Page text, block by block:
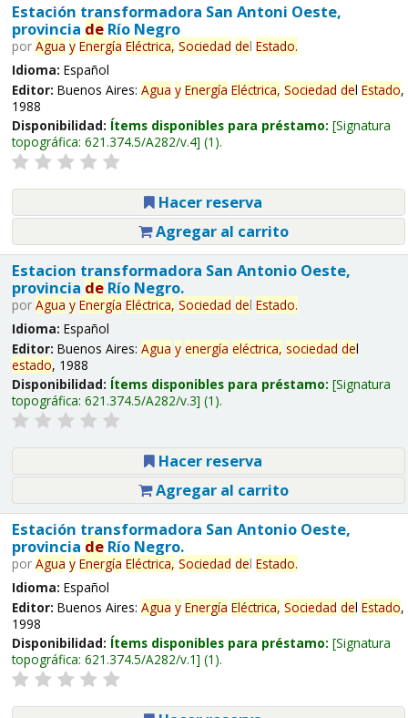
Estación transformadora San Antoni Oeste,
provincia deRío Negro
por Agua y Energía Eléctrica, Sociedad del Estado.
Idioma: Español
Editor: Buenos Aires: Agua y Energía Eléctrica, Sociedad del Estado,
1988
Disponibilidad: Ítems disponibles para préstamo: Signatura
topográfica: 621.374.5/A282/v.4 (1).
Hacer reserva
Agregar al carrito
Estacion transformadora San Antonio Oeste,
provincia deRío Negro.
por Agua y Energía Eléctrica, Sociedad del Estado.
Idioma: Español
Editor: Buenos Aires: Agua y energía eléctrica, sociedad del
estado, 1988
Disponibilidad: Ítems disponibles para préstamo: Signatura
topográfica: 621.374.5/A282/v.3 (1).
Hacer reserva
Agregar al carrito
Estación transformadora San Antonio Oeste,
provincia deRío Negro.
por Agua y Energía Eléctrica, Sociedad del Estado.
Idioma: Español
Editor: Buenos Aires: Agua y Energía Eléctrica, Sociedad del Estado,
1998
Disponibilidad: Ítems disponibles para préstamo: Signatura
topográfica: 621.374.5/A282/v.1 (1).